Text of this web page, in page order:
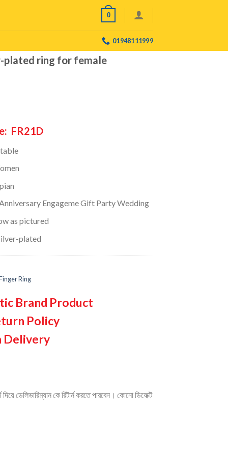
0
01948111999
plated ring for female
FR21D
Engageme Gift Party Wedding
as pictured
plated
Ring
Brand Product
Policy
Delivery
ডেলিভারিম্যান কে রিটার্ন করতে পারবেন। কোনো ডিফেক্ট